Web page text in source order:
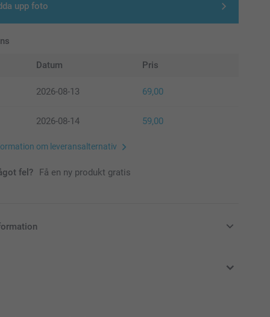
upp foto
Datum Pris
2026-08-13 69,00
2026-08-14 59,00
om leveransalternativ
fel? Få en ny produkt gratis
kronor (SEK), inklusive moms och exklusive porto.